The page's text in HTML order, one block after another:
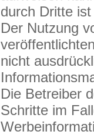
durch Dritte
Der Nutzung
nicht
Die Betreiber
Schritte im